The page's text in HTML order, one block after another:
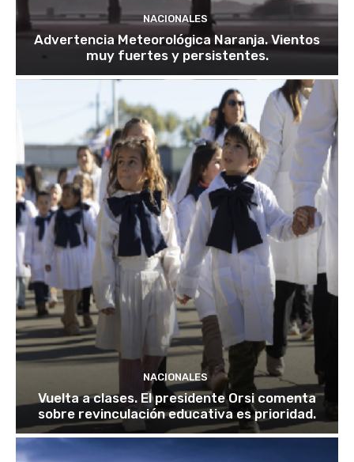
NACIONALES
Advertencia Meteorológica Naranja. Vientos
muy fuertes y persistentes.
NACIONALES
Vuelta a clases. El presidente Orsi comenta
sobre revinculación educativa es prioridad.